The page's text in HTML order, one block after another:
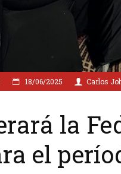
18/06/2025 Carlos
la
el